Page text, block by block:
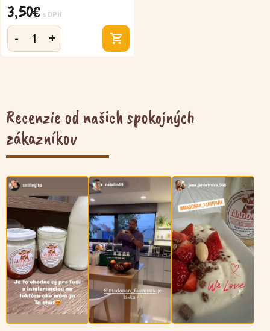
3,50€ s DPH
-
množstvo +
Recenzie od našich spokojných
zákazníkov